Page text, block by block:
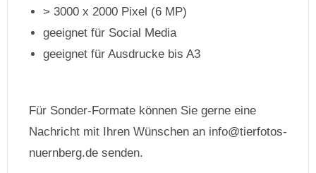
> 3000 x 2000 Pixel (6 MP)
geeignet für Social Media
geeignet für Ausdrucke bis A3
Für Sonder-Formate können Sie gerne eine
Nachricht mit Ihren Wünschen an info@tierfotos-
nuernberg.de senden.